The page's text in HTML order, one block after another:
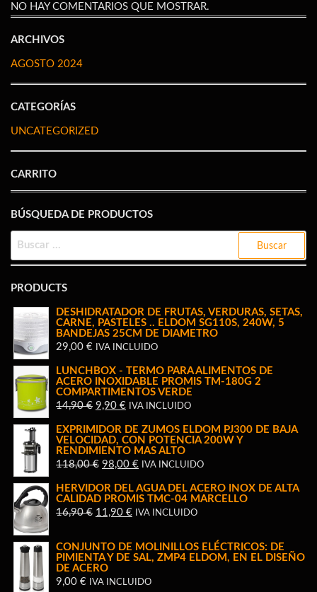
NO HAY COMENTARIOS QUE MOSTRAR.
ARCHIVOS
AGOSTO 2024
CATEGORÍAS
UNCATEGORIZED
CARRITO
BÚSQUEDA DE PRODUCTOS
PRODUCTS
DESHIDRATADOR DE FRUTAS, VERDURAS, SETAS,
CARNE, PASTELES .. ELDOM SG110S, 240W, 5
BANDEJAS 25CM DE DIAMETRO
29,00 € IVA INCLUIDO
LUNCHBOX - TERMO PARA ALIMENTOS DE
ACERO INOXIDABLE PROMIS TM-180G 2
COMPARTIMENTOS VERDE
14,90€ EL
ORIGINAL
ERA:
9,90 €EL
ACTUAL
ES:
IVA INCLUIDO
EXPRIMIDOR DE ZUMOS ELDOM PJ300 DE BAJA
VELOCIDAD, CON POTENCIA 200W Y
RENDIMIENTO MAS ALTO
118,00€ EL
ORIGINAL
ERA:
98,00 €EL
ACTUAL
ES:
IVA INCLUIDO
HERVIDOR DEL AGUA DEL ACERO INOX DE ALTA
CALIDAD PROMIS TMC-04 MARCELLO
16,90€ EL
ORIGINAL
ERA:
16,90 €.
11,90 €EL
ACTUAL
ES:
11,90 €.
IVA INCLUIDO
CONJUNTO DE MOLINILLOS ELÉCTRICOS: DE
PIMIENTA Y DE SAL, ZMP4 ELDOM, EN EL DISEÑO
DE ACERO
9,00 € IVA INCLUIDO